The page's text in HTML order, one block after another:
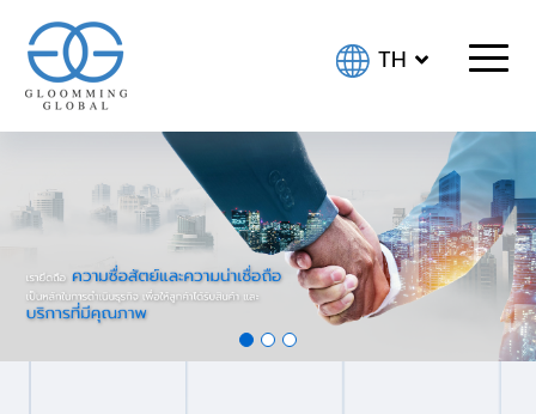
TH